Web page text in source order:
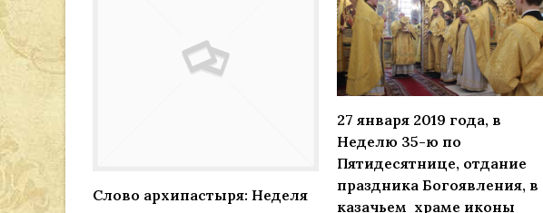
Слово архипастыря: Неделя
27 января 2019 года, в
Неделю 35-ю по
Пятидесятнице, отдание
праздника Богоявления, в
казачьем храме иконы